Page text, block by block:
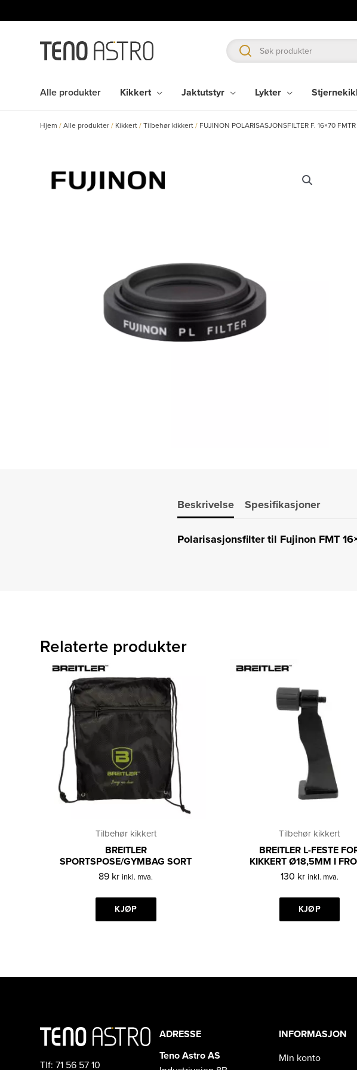
rett
Alle produkter Kikkert Jaktutstyr Lykter
Hjem /Alle produkter / Kikkert /Tilbehør kikkert / FUJINON POLARISASJONSFILTER F. 16×70 FMTR
Beskrivelse Spesifikasjoner
Polarisasjonsfilter til Fujinon FMT
Relaterte produkter
Tilbehør kikkert
BREITLER
SPORTSPOSE/GYMBAG SORT
89 kr inkl. mva.
KJØP
Tilbehør kikkert
BREITLER L-FESTE
KIKKERT Ø18,5MM I
130 kr inkl. mva.
KJØP
Tlf: 71 56 57 10
ADRESSE
Teno Astro AS
INFORMASJON
Min konto